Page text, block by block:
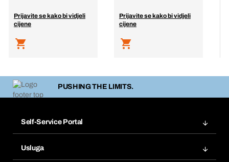
Prijavite se kako bi vidjeli
cijene
Prijavite se kako bi vidjeli
cijene
PUSHING THE LIMITS.
Self-Service Portal
Usluga